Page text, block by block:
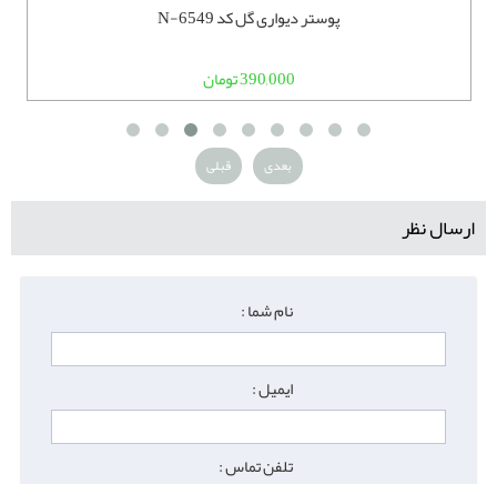
پوستر دیواری گل کد N-6549
390,000 تومان
قبلی بعدی
ارسال نظر
نام شما :
ایمیل :
تلفن تماس :